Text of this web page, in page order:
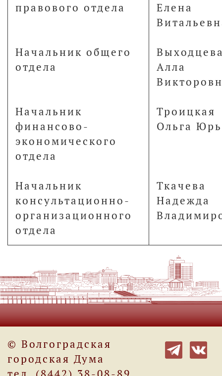
правового отдела
Елена
Начальник общего
отдела
Алла
Начальник
финансово-
экономического
отдела
Троицкая
Ольга
Начальник
консультационно-
организационного
отдела
Ткачева
Надежда
© Волгоградская
городская Дума